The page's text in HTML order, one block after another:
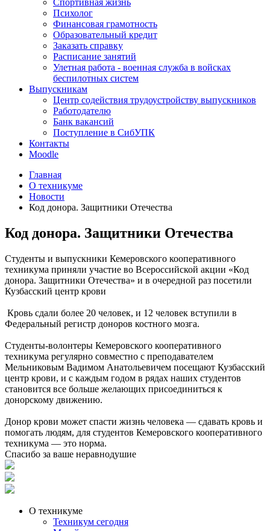
Спортивная жизнь
Психолог
Финансовая грамотность
Образовательный кредит
Заказать справку
Расписание занятий
Улетная работа - военная служба в войсках
беспилотных систем
Выпускникам
Центр содействия трудоустройству выпускников
Работодателю
Банк вакансий
Поступление в СибУПК
Контакты
Moodle
Главная
О техникуме
Новости
Код донора. Защитники Отечества
Код донора. Защитники Отечества
Студенты и выпускники Кемеровского кооперативного
техникума приняли участие во Всероссийской акции «Код
донора. Защитники Отечества» и в очередной раз посетили
Кузбасский центр крови
Кровь сдали более 20 человек, и 12 человек вступили в
Федеральный регистр доноров костного мозга.
Студенты-волонтеры Кемеровского кооперативного
техникума регулярно совместно с преподавателем
Мельниковым Вадимом Анатольевичем посещают Кузбасский
центр крови, и с каждым годом в рядах наших студентов
становится все больше желающих присоединиться к
донорскому движению.
Донор крови может спасти жизнь человека — сдавать кровь и
помогать людям, для студентов Кемеровского кооперативного
техникума — это норма.
Спасибо за ваше неравнодушие
О техникуме
Техникум сегодня